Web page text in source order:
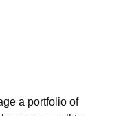
a portfolio of